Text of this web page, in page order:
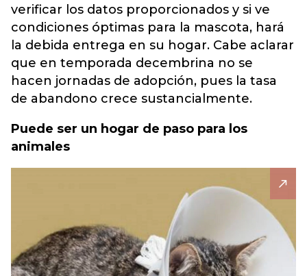
verificar los datos proporcionados y si ve
condiciones óptimas para la mascota, hará
la debida entrega en su hogar. Cabe aclarar
que en temporada decembrina no se
hacen jornadas de adopción, pues la tasa
de abandono crece sustancialmente.
Puede ser un hogar de paso para los
animales